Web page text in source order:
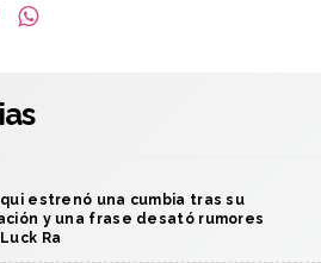
estrenó una cumbia tras su
y una frase desató rumores
Ra